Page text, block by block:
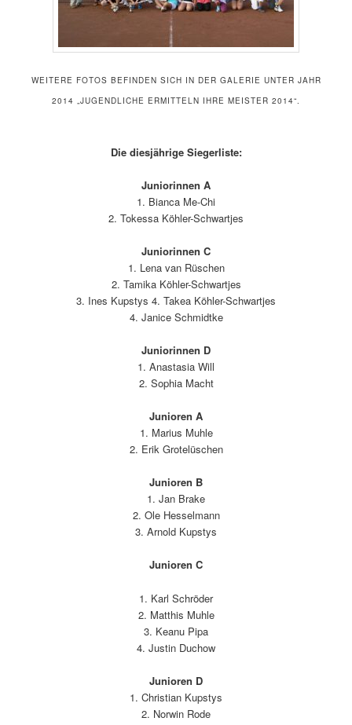
WEITERE FOTOS BEFINDEN SICH IN DER GALERIE UNTER JAHR
2014 „JUGENDLICHE ERMITTELN IHRE MEISTER 2014“.
Die diesjährige Siegerliste:
Juniorinnen A
1. Bianca Me-Chi
2. Tokessa Köhler-Schwartjes
Juniorinnen C
1. Lena van Rüschen
2. Tamika Köhler-Schwartjes
3. Ines Kupstys 4. Takea Köhler-Schwartjes
4. Janice Schmidtke
Juniorinnen D
1. Anastasia Will
2. Sophia Macht
Junioren A
1. Marius Muhle
2. Erik Grotelüschen
Junioren B
1. Jan Brake
2. Ole Hesselmann
3. Arnold Kupstys
Junioren C
1. Karl Schröder
2. Matthis Muhle
3. Keanu Pipa
4. Justin Duchow
Junioren D
1. Christian Kupstys
2. Norwin Rode